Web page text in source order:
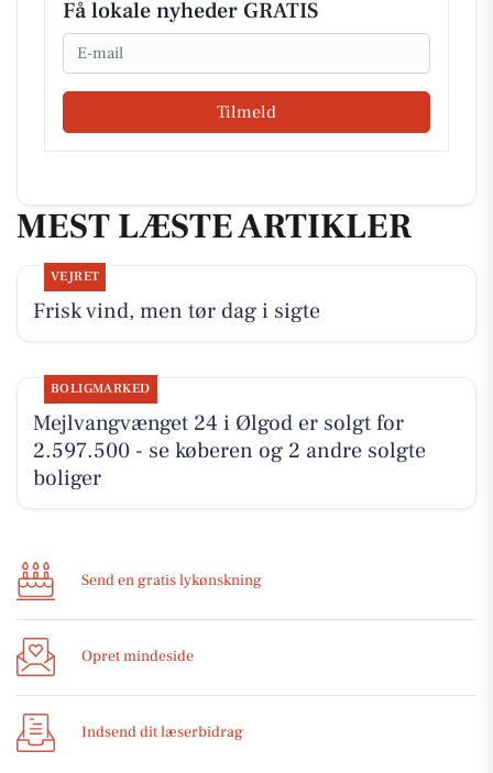
Få lokale nyheder GRATIS
Email
Tilmeld
MEST LÆSTE ARTIKLER
VEJRET
Frisk vind, men tør dag i sigte
BOLIGMARKED
Mejlvangvænget 24 i Ølgod er solgt for
2.597.500 - se køberen og 2 andre solgte
boliger
Send en gratis lykønskning
Opret mindeside
Indsend dit læserbidrag